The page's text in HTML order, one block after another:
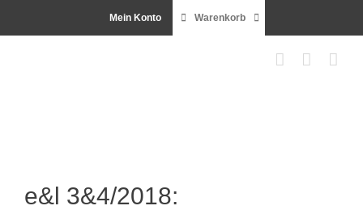
Mein Konto Warenkorb
e&l 3&4/2018: